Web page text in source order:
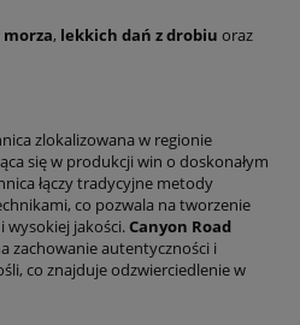
, lekkich dań z drobiu oraz
zlokalizowana w regionie
się w produkcji win o doskonałym
łączy tradycyjne metody
co pozwala na tworzenie
wysokiej jakości.Canyon Road
zachowanie autentyczności i
co znajduje odzwierciedlenie w